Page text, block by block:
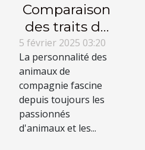
Comparaison
des traits de
personnalité
entre chiens
et chats
5 février 2025 03:20
La personnalité des
animaux de
compagnie fascine
depuis toujours les
passionnés
d'animaux et les...